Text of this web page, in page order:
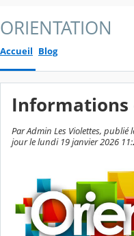
ORIENTATION
Accueil Blog
Par Admin Les Violettes,
jour le lundi 19 janvier 2026